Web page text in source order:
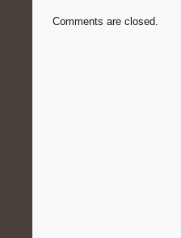
Comments are closed.